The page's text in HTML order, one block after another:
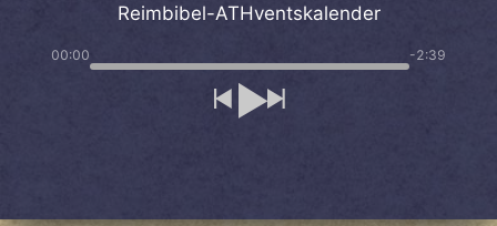
Reimbibel-ATHventskalender
00:00 -2:39